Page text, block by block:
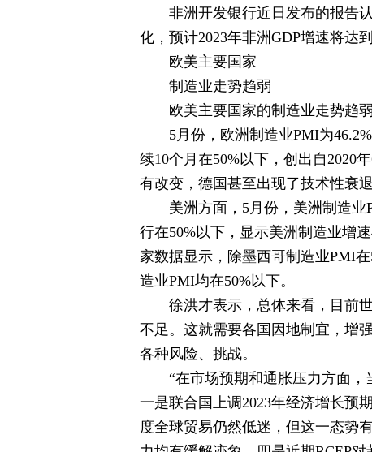
非洲开发银行近日发布的报告
化，预计2023年非洲GDP增速将达
欧美主要国家
制造业走势趋弱
欧美主要国家的制造业走势趋
5月份，欧洲制造业PMI为
续10个月在50%以下，创出自2020
有改变，德国甚至出现了技术性衰退
美洲方面，5月份，美洲制造
行在50%以下，显示美洲制造业增
家数据显示，除墨西哥制造业PMI
造业PMI均在50%以下。
徐洪才表示，总体来看，目前
不足。这就需要各国因地制宜，增
各种风险、挑战。
“在市场预期和通胀压力方面，
一是联合国上调2023年经济增长预
度全球贸易仍然低迷，但这一态势